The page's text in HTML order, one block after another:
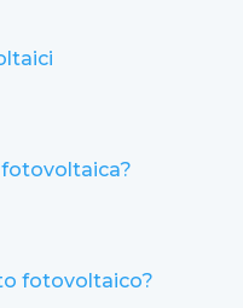
fotovoltaica?
fotovoltaico?